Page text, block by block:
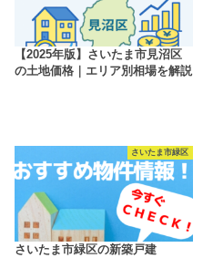
【2025年版】さいたま市見沼区
の土地価格｜エリア別相場を解説
さいたま市緑区
さいたま市緑区の新築戸建